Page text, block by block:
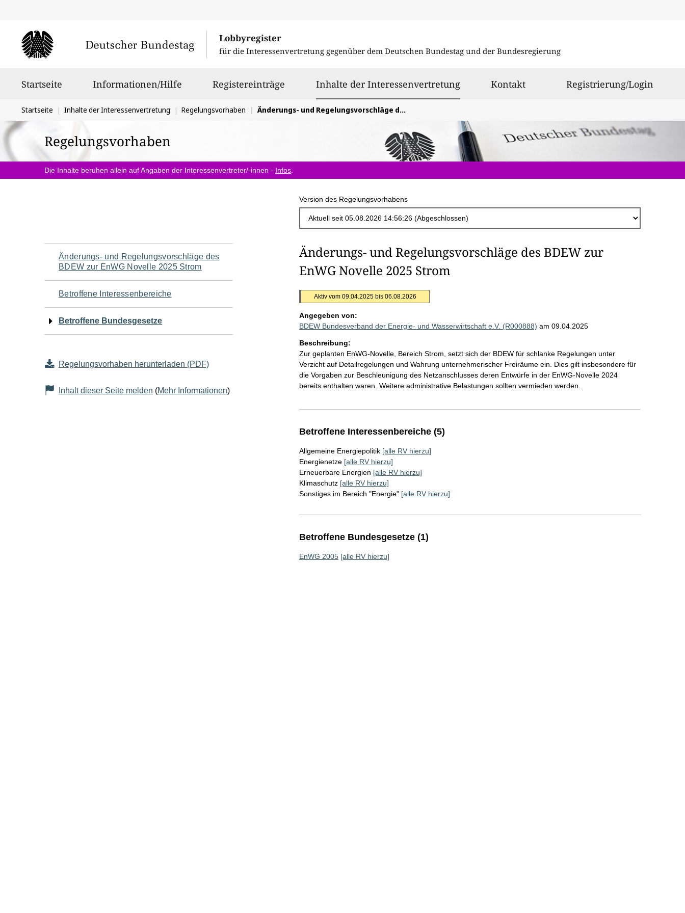
Lobbyregister
für die Interessenvertretung gegenüber dem Deutschen Bundestag und der Bundesregierung
Startseite Informationen/Hilfe Registereinträge Inhalte der Interessenvertretungausgewählt
Kontakt Registrierung/Login
Sie
befinden
sich
hier:
Startseite Inhalte der Interessenvertretung Regelungsvorhaben Änderungs- und Regelungsvorschläge des BDEW zur EnWG Novelle 2025 Strom
Regelungsvorhaben
Die Inhalte beruhen allein auf Angaben der Interessenvertreter/-innen - Infos
Version des Regelungsvorhabens
Navigation
für
den
Seiteninhalt
Änderungs- und Regelungsvorschläge des
BDEW zur EnWG Novelle 2025 Strom
Betroffene Interessenbereiche
Betroffene Bundesgesetze
Regelungsvorhaben herunterladen (PDF)
Inhalt dieser Seite melden (Mehr Informationen)
Änderungs- und Regelungsvorschläge des BDEW zur
EnWG Novelle 2025 Strom
Aktiv vom 09.04.2025 bis 06.08.2026
Angegeben von:
BDEW Bundesverband der Energie- und Wasserwirtschaft e.V. (R000888) am 09.04.2025
Beschreibung:
Zur geplanten EnWG-Novelle, Bereich Strom, setzt sich der BDEW für schlanke Regelungen unter
Verzicht auf Detailregelungen und Wahrung unternehmerischer Freiräume ein. Dies gilt insbesondere für
die Vorgaben zur Beschleunigung des Netzanschlusses deren Entwürfe in der EnWG-Novelle 2024
bereits enthalten waren. Weitere administrative Belastungen sollten vermieden werden.
Betroffene Interessenbereiche (5)
Allgemeine Energiepolitik [alle RV hierzu]
Energienetze [alle RV hierzu]
Erneuerbare Energien [alle RV hierzu]
Klimaschutz [alle RV hierzu]
Sonstiges im Bereich "Energie" [alle RV hierzu]
Betroffene Bundesgesetze (1)
EnWG 2005 [alle RV hierzu]